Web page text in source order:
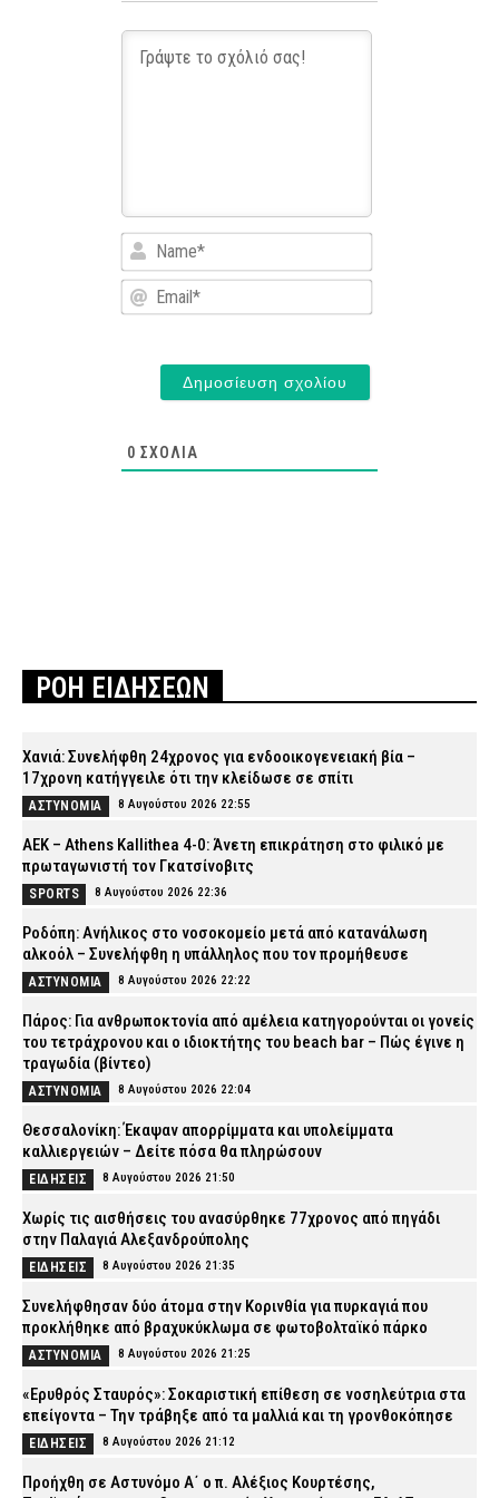
Name*
Email*
0 ΣΧΌΛΙΑ
ΡΟΗ ΕΙΔΗΣΕΩΝ
Χανιά: Συνελήφθη 24χρονος για ενδοοικογενειακή βία –
17χρονη κατήγγειλε ότι την κλείδωσε σε σπίτι
ΑΣΤΥΝΟΜΙΑ 8 Αυγούστου 2026 22:55
ΑΕΚ – Athens Kallithea 4-0: Άνετη επικράτηση στο φιλικό με
πρωταγωνιστή τον Γκατσίνοβιτς
SPORTS 8 Αυγούστου 2026 22:36
Ροδόπη: Ανήλικος στο νοσοκομείο μετά από κατανάλωση
αλκοόλ – Συνελήφθη η υπάλληλος που τον προμήθευσε
ΑΣΤΥΝΟΜΙΑ 8 Αυγούστου 2026 22:22
Πάρος: Για ανθρωποκτονία από αμέλεια κατηγορούνται οι γονείς
του τετράχρονου και ο ιδιοκτήτης του beach bar – Πώς έγινε η
τραγωδία (βίντεο)
ΑΣΤΥΝΟΜΙΑ 8 Αυγούστου 2026 22:04
Θεσσαλονίκη: Έκαψαν απορρίμματα και υπολείμματα
καλλιεργειών – Δείτε πόσα θα πληρώσουν
ΕΙΔΗΣΕΙΣ 8 Αυγούστου 2026 21:50
Χωρίς τις αισθήσεις του ανασύρθηκε 77χρονος από πηγάδι
στην Παλαγιά Αλεξανδρούπολης
ΕΙΔΗΣΕΙΣ 8 Αυγούστου 2026 21:35
Συνελήφθησαν δύο άτομα στην Κορινθία για πυρκαγιά που
προκλήθηκε από βραχυκύκλωμα σε φωτοβολταϊκό πάρκο
ΑΣΤΥΝΟΜΙΑ 8 Αυγούστου 2026 21:25
«Ερυθρός Σταυρός»: Σοκαριστική επίθεση σε νοσηλεύτρια στα
επείγοντα – Την τράβηξε από τα μαλλιά και τη γρονθοκόπησε
ΕΙΔΗΣΕΙΣ 8 Αυγούστου 2026 21:12
Προήχθη σε Αστυνόμο Α΄ ο π. Αλέξιος Κουρτέσης,